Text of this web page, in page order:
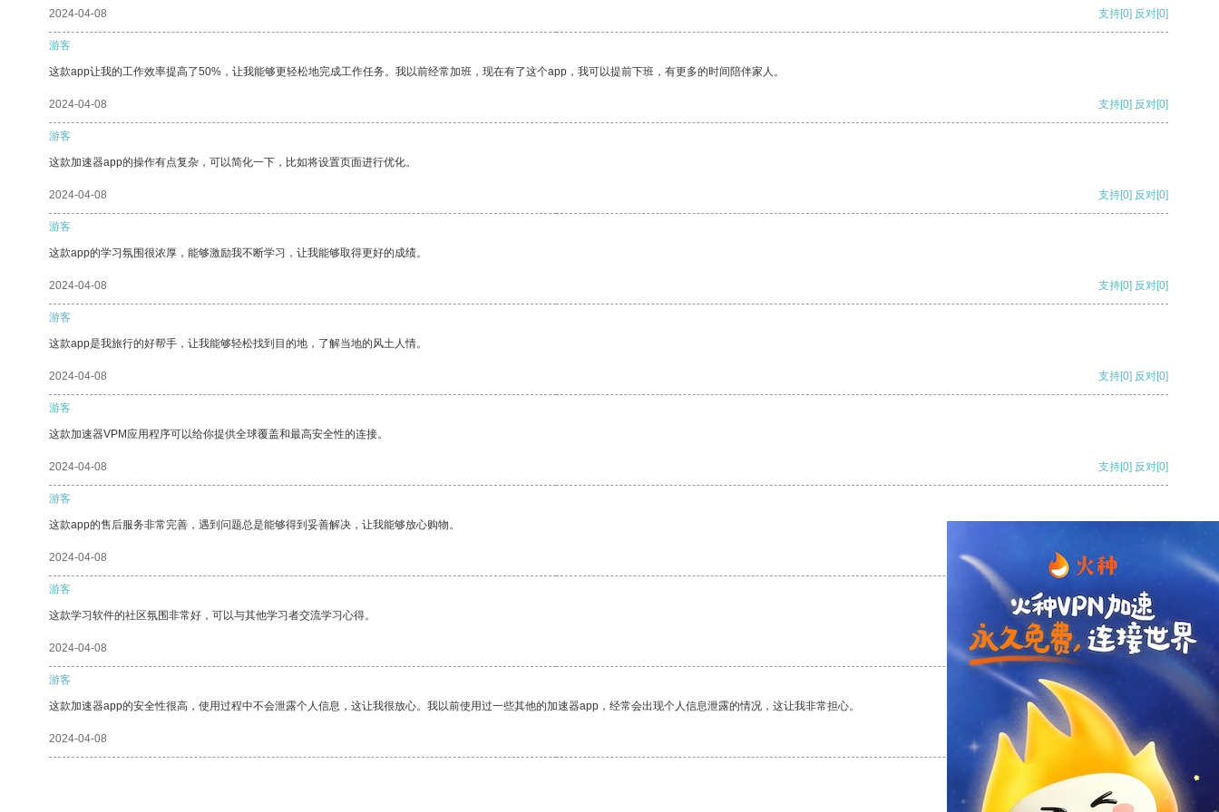
2024-04-08 支持[0] 反对[0]
游客
这款app让我的工作效率提高了50%，让我能够更轻松地完成工作任务。我以前经常加班，现在有了这个app，我可以提前下班，有更多的时间陪伴家人。
2024-04-08 支持[0] 反对[0]
游客
这款加速器app的操作有点复杂，可以简化一下，比如将设置页面进行优化。
2024-04-08 支持[0] 反对[0]
游客
这款app的学习氛围很浓厚，能够激励我不断学习，让我能够取得更好的成绩。
2024-04-08 支持[0] 反对[0]
游客
这款app是我旅行的好帮手，让我能够轻松找到目的地，了解当地的风土人情。
2024-04-08 支持[0] 反对[0]
游客
这款加速器VPM应用程序可以给你提供全球覆盖和最高安全性的连接。
2024-04-08 支持[0] 反对[0]
游客
这款app的售后服务非常完善，遇到问题总是能够得到妥善解决，让我能够放心购物。
2024-04-08 支持
游客
这款学习软件的社区氛围非常好，可以与其他学习者交流学习心得。
2024-04-08 支持[0] 反对[0]
游客
这款加速器app的安全性很高，使用过程中不会泄露个人信息，这让我很放心。我以前使用过一些其他的加速器app，经常会出现个人信息泄露的情况，这让我非常担心。
2024-04-08 支持[0] 反对[0]